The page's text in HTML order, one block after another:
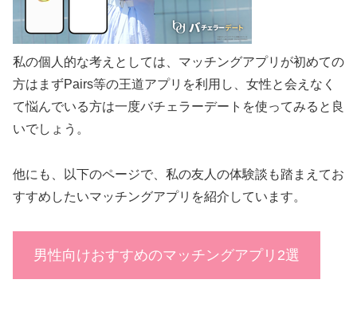
私の個人的な考えとしては、マッチングアプリが初めての
方はまずPairs等の王道アプリを利用し、女性と会えなく
て悩んでいる方は一度バチェラーデートを使ってみると良
いでしょう。
他にも、以下のページで、私の友人の体験談も踏まえてお
すすめしたいマッチングアプリを紹介しています。
男性向けおすすめのマッチングアプリ2選